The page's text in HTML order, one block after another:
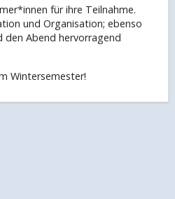
für ihre Teilnahme.
und Organisation; ebenso
Abend hervorragend
Wintersemester!